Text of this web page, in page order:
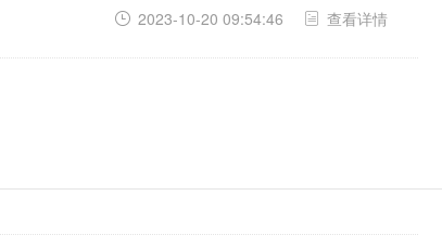
2023-10-20 09:54:46 查看详情